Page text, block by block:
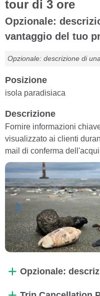
tour di 3 ore
Opzionale:
vantaggio del tuo
Opzionale: descrizione di
Posizione
isola paradisiaca
Descrizione
Fornire informazioni
visualizzato ai clienti
mail di conferma
Opzionale: